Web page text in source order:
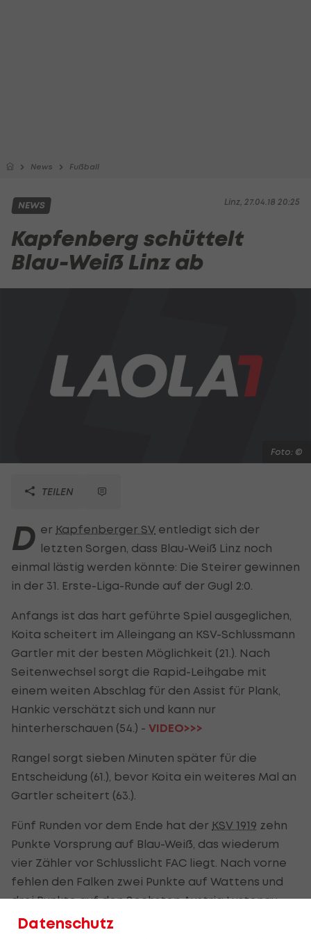
News Fußball
Linz, 27.04.18 20:25
NEWS
Kapfenberg schüttelt
Blau-Weiß Linz ab
Foto: ©
TEILEN
D er Kapfenberger SV entledigt sich der
letzten Sorgen, dass Blau-Weiß Linz noch
einmal lästig werden könnte: Die Steirer gewinnen
in der 31. Erste-Liga-Runde auf der Gugl 2:0.
Anfangs ist das hart geführte Spiel ausgeglichen,
Koita scheitert im Alleingang an KSV-Schlussmann
Gartler mit der besten Möglichkeit (21.). Nach
Seitenwechsel sorgt die Rapid-Leihgabe mit
einem weiten Abschlag für den Assist für Plank,
Hankic verschätzt sich und kann nur
hinterherschauen (54.) - VIDEO>>>
Rangel sorgt sieben Minuten später für die
Entscheidung (61.), bevor Koita ein weiteres Mal an
Gartler scheitert (63.).
Fünf Runden vor dem Ende hat der KSV 1919 zehn
Punkte Vorsprung auf Blau-Weiß, das wiederum
vier Zähler vor Schlusslicht FAC liegt. Nach vorne
fehlen den Falken zwei Punkte auf Wattens und
drei Punkte auf den Sechsten Austria Lustenau.
Datenschutz